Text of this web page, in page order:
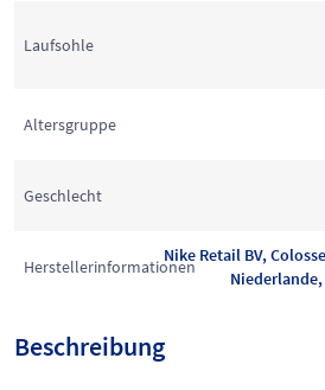
Laufsohle
Altersgruppe
Geschlecht
Herstellerinformationen
Nike Retail BV,
Beschreibung